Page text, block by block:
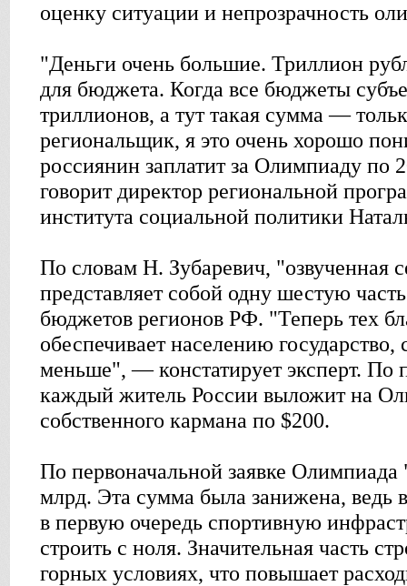
оценку ситуации и непрозрачность
"Деньги очень большие. Триллион
для бюджета. Когда все бюджеты
триллионов, а тут такая сумма —
региональщик, я это очень хорошо
россиянин заплатит за Олимпиаду по
говорит директор региональной
института социальной политики
По словам Н. Зубаревич, "озвученная
представляет собой одну шестую
бюджетов регионов РФ. "Теперь тех
обеспечивает населению
меньше", — констатирует эксперт. По
каждый житель России выложит на
собственного кармана по $200.
По первоначальной заявке Олимпиада
млрд. Эта сумма была занижена, ведь
в первую очередь спортивную
строить с ноля. Значительная часть
горных условиях, что повышает